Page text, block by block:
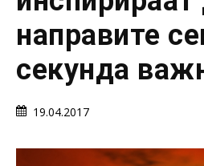
направите
секунда
19.04.2017